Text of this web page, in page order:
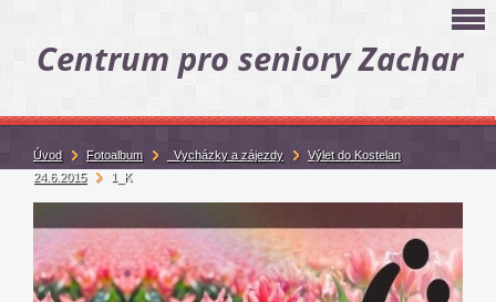
Centrum pro seniory Zachar
Úvod Fotoalbum _Vycházky a zájezdy
Výlet do Kostelan
24.6.2015
1_K